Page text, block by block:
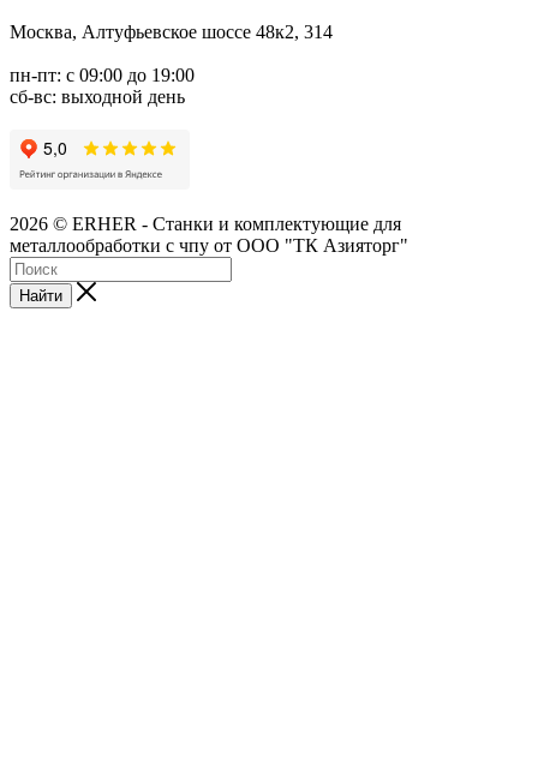
Москва, Алтуфьевское шоссе 48к2, 314
пн-пт: с 09:00 до 19:00
сб-вс: выходной день
2026 © ERHER - Станки и комплектующие для
металлообработки с чпу от ООО "ТК Азияторг"
Найти